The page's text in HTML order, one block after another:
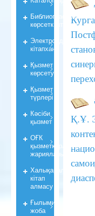
Қ.Ұ.
Библиографиялық
көрсеткiштер
Электрондық
кiтапхана
Қызмет
көрсету
Қызмет
түрлері
Кәсіби
қызмет
ОҒК
қызметкерлерiнiң
жарияланымдары
Халықаралық
кітап
алмасу
Ғылыми
жоба